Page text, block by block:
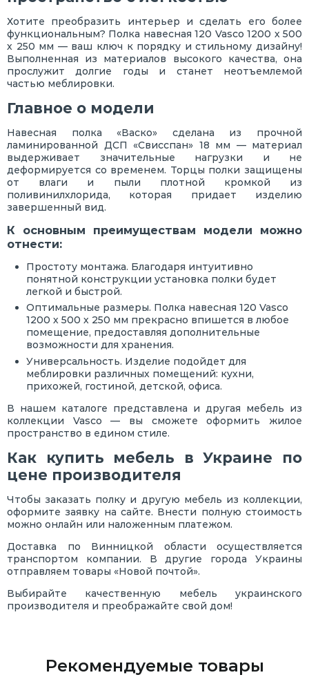
Хотите преобразить интерьер и сделать его более
функциональным? Полка навесная 120 Vasco 1200 х 500
х 250 мм — ваш ключ к порядку и стильному дизайну!
Выполненная из материалов высокого качества, она
прослужит долгие годы и станет неотъемлемой
частью меблировки.
Главное о модели
Навесная полка «Васко» сделана из прочной
ламинированной ДСП «Свисспан» 18 мм — материал
выдерживает значительные нагрузки и не
деформируется со временем. Торцы полки защищены
от влаги и пыли плотной кромкой из
поливинилхлорида, которая придает изделию
завершенный вид.
К основным преимуществам модели можно
отнести:
Простоту монтажа. Благодаря интуитивно
понятной конструкции установка полки будет
легкой и быстрой.
Оптимальные размеры. Полка навесная 120 Vasco
1200 х 500 х 250 мм прекрасно впишется в любое
помещение, предоставляя дополнительные
возможности для хранения.
Универсальность. Изделие подойдет для
меблировки различных помещений: кухни,
прихожей, гостиной, детской, офиса.
В нашем каталоге представлена и другая мебель из
коллекции Vasco — вы сможете оформить жилое
пространство в едином стиле.
Как купить мебель в Украине по
цене производителя
Чтобы заказать полку и другую мебель из коллекции,
оформите заявку на сайте. Внести полную стоимость
можно онлайн или наложенным платежом.
Доставка по Винницкой области осуществляется
транспортом компании. В другие города Украины
отправляем товары «Новой почтой».
Выбирайте качественную мебель украинского
производителя и преображайте свой дом!
Рекомендуемые товары